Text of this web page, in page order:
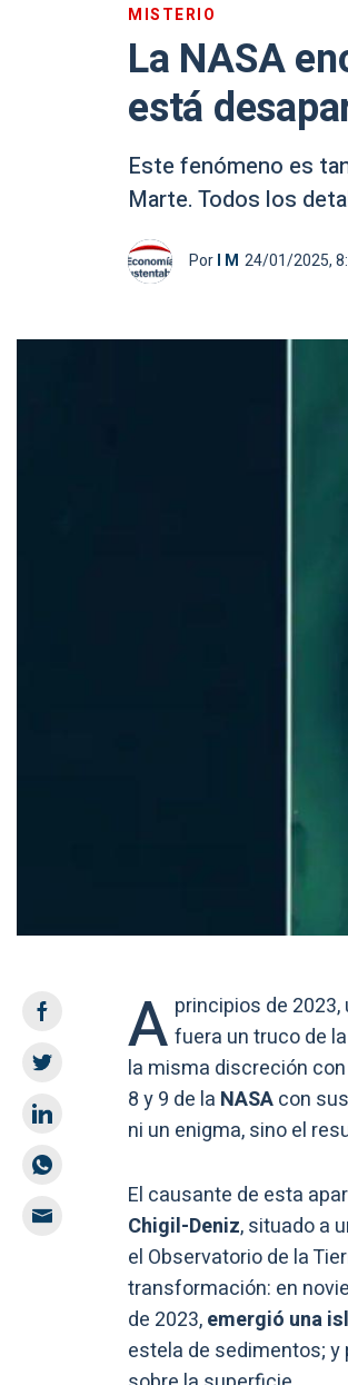
MISTERIO
La NASA
está
Este fenómeno es
Marte. Todos los
PorI M 24/01/2025,
A principios de 2023,
fuera un truco de
la misma discreción
8 y 9 de la NASAcon
ni un enigma, sino el
El causante de esta
Chigil-Deniz, situado a
el Observatorio de la
transformación: en
de 2023,emergió una
estela de sedimentos; y